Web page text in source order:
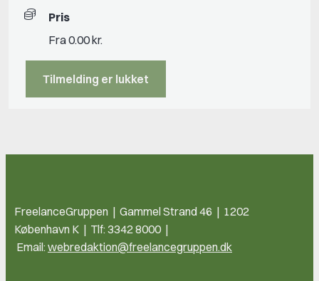
Pris
Fra 0.00 kr.
Tilmelding er lukket
FreelanceGruppen | Gammel Strand 46 | 1202
København K | Tlf: 3342 8000 |
Email: webredaktion@freelancegruppen.dk